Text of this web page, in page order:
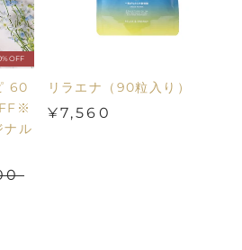
60
ナル
リラエナ（90粒入り）
¥7,560